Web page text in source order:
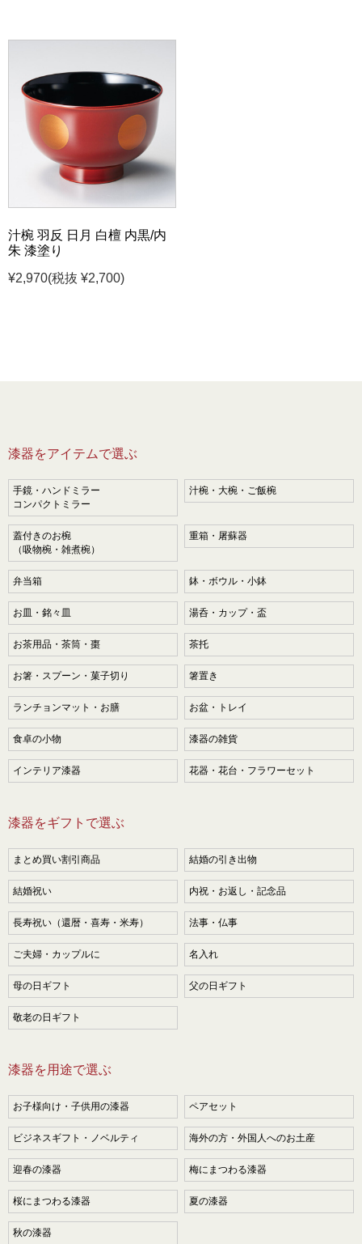
汁椀 羽反 日月 白檀 内黒/内
朱 漆塗り
¥2,970(税抜 ¥2,700)
漆器をアイテムで選ぶ
手鏡・ハンドミラー
コンパクトミラー
汁椀・大椀・ご飯椀
蓋付きのお椀
（吸物椀・雑煮椀）
重箱・屠蘇器
弁当箱 鉢・ボウル・小鉢
お皿・銘々皿 湯呑・カップ・盃
お茶用品・茶筒・棗 茶托
お箸・スプーン・菓子切り 箸置き
ランチョンマット・お膳 お盆・トレイ
食卓の小物 漆器の雑貨
インテリア漆器 花器・花台・フラワーセット
漆器をギフトで選ぶ
まとめ買い割引商品 結婚の引き出物
結婚祝い 内祝・お返し・記念品
長寿祝い（還暦・喜寿・米寿） 法事・仏事
ご夫婦・カップルに 名入れ
母の日ギフト 父の日ギフト
敬老の日ギフト
漆器を用途で選ぶ
お子様向け・子供用の漆器 ペアセット
ビジネスギフト・ノベルティ 海外の方・外国人へのお土産
迎春の漆器 梅にまつわる漆器
桜にまつわる漆器 夏の漆器
秋の漆器